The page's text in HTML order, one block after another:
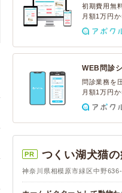
初期費用無
月額1万円
WEB問診
問診業務を
月額1万円
PR つくい湖犬猫
神奈川県相模原市緑区中野